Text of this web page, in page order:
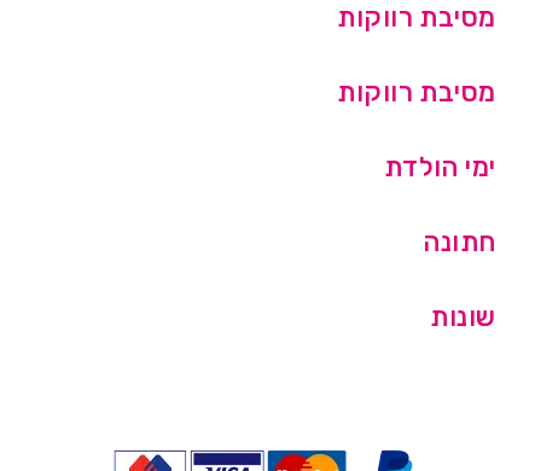
מסיבת רווקות
מסיבת רווקות
ימי הולדת
חתונה
שונות